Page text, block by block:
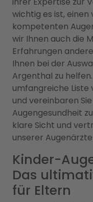
wichtig es ist,
kompetenten
wir Ihnen auch die
Erfahrungen
Ihnen bei der
Argenthal zu
umfangreiche Liste
und vereinbaren
Augengesundheit
klare Sicht und
unserer
Kinder-
Das
für Eltern